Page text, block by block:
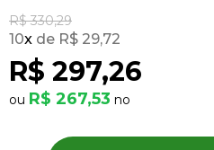
R$ 330,29
R$ 297,26
10x R$ 29,72
R$ 267,53
Pingentes